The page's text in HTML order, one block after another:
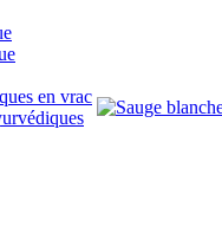
en vrac